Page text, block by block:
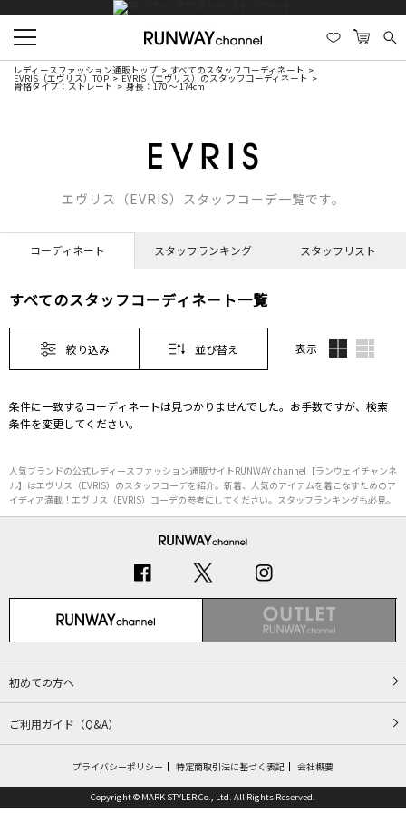
レディースファッション通販トップ すべてのスタッフコーディネート
EVRIS（エヴリス）TOP EVRIS（エヴリス）のスタッフコーディネート
骨格タイプ：ストレート 身長：170 ～ 174cm
エヴリス（EVRIS）スタッフコーデ一覧です。
コーディネート スタッフランキング スタッフリスト
すべてのスタッフコーディネート一覧
絞り込み 並び替え 表示
条件に一致するコーディネートは見つかりませんでした。お手数ですが、検索
条件を変更してください。
人気ブランドの公式レディースファッション通販サイトRUNWAY channel【ランウェイチャンネ
ル】はエヴリス（EVRIS）のスタッフコーデを紹介。新着、人気のアイテムを着こなすためのア
イディア満載！エヴリス（EVRIS）コーデの参考にしてください。スタッフランキングも必見。
初めての方へ
ご利用ガイド（Q&A）
プライバシーポリシー 特定商取引法に基づく表記 会社概要
Copyright © MARK STYLER Co., Ltd. All Rights Reserved.